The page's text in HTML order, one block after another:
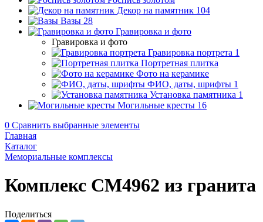
Декор на памятник 104
Вазы 28
Гравировка и фото
Гравировка и фото
Гравировка портрета 1
Портретная плитка
Фото на керамике
ФИО, даты, шрифты 1
Установка памятника 1
Могильные кресты 16
0 Сравнить выбранные элементы
Главная
Каталог
Мемориальные комплексы
Комплекс CM4962 из гранита
Поделиться